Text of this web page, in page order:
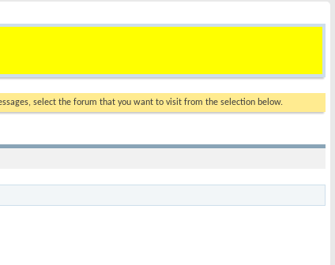
select the forum that you want to visit from the selection below.